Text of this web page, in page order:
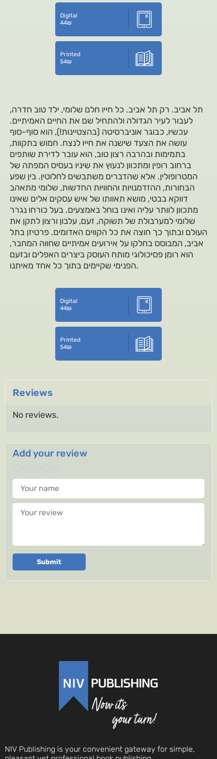
Digital
44₪
Printed
54₪
תל אביב. רק תל אביב. כל חייו חלם שלומי, ילד טוב חדרה,
לעבור לעיר הגדולה ולהתחיל שם את החיים האמיתיים.
עכשיו, כבוגר אוניברסיטה (בהצטיינות!), הוא סוף-סוף
עושה את הצעד שישנה את חייו לנצח. חמוש בתקוות,
בתמימות ובהרבה רצון טוב, הוא עובר לדירת שותפים
ברחוב רופין ומתכוון לנעוץ את שיניו בעסיס המפתה של
המטרופולין. אלא שהדברים משתבשים לחלוטין. בין שפע
הבחורות, ההזדמנויות והחוויות החדשות, שלומי מתאהב
דווקא בבטי, מושא תאוותו של איש עסקים אלים שאינו
מתכוון לוותר עליה ואינו בוחל באמצעים. בעל כורחו נגרר
שלומי למערבולת של תשוקה, זעם, עלבון ורצון לתקן את
העולם ובתוך כך חוצה את כל הקווים האדומים. פרטיזן בתל
אביב, המבוסס בחלקו על אירועים אמיתיים שחווה המחבר,
הוא רומן פסיכולוגי מותח העוסק ביצרים האפלים ובזעם
הפנימי שקיימים בתוך כל אחד מאיתנו.
Digital
44₪
Printed
54₪
Reviews
No reviews.
Add your review
Your name
Your review
Submit
NIV Publishing is your convenient gateway for simple,